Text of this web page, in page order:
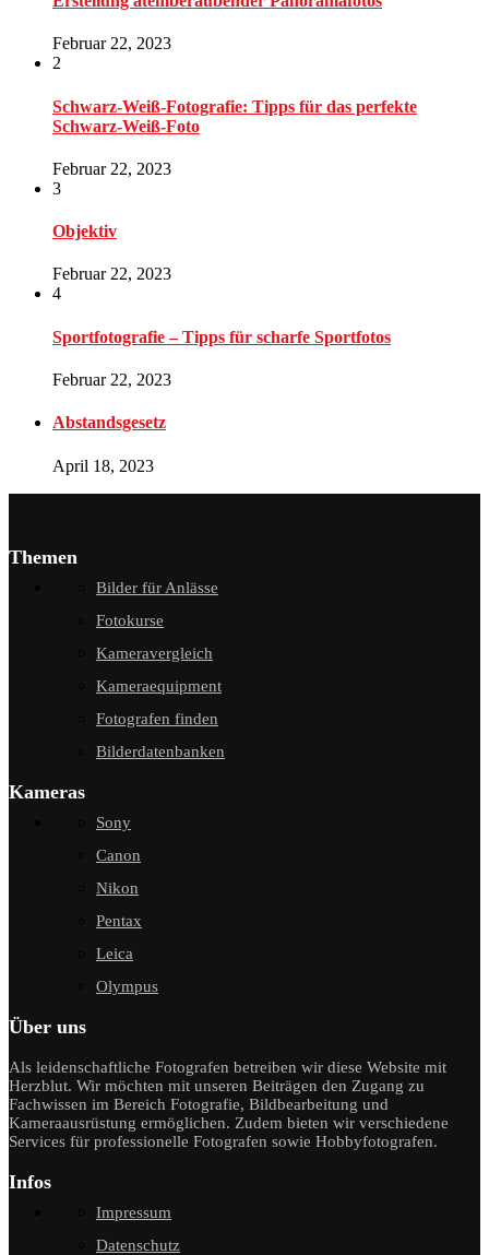
Februar 22, 2023
2
Schwarz-Weiß-Fotografie: Tipps für das perfekte
Schwarz-Weiß-Foto
Februar 22, 2023
3
Objektiv
Februar 22, 2023
4
Sportfotografie – Tipps für scharfe Sportfotos
Februar 22, 2023
Abstandsgesetz
April 18, 2023
Themen
Bilder für Anlässe
Fotokurse
Kameravergleich
Kameraequipment
Fotografen finden
Bilderdatenbanken
Kameras
Sony
Canon
Nikon
Pentax
Leica
Olympus
Über uns
Als leidenschaftliche Fotografen betreiben wir diese Website mit
Herzblut. Wir möchten mit unseren Beiträgen den Zugang zu
Fachwissen im Bereich Fotografie, Bildbearbeitung und
Kameraausrüstung ermöglichen. Zudem bieten wir verschiedene
Services für professionelle Fotografen sowie Hobbyfotografen.
Infos
Impressum
Datenschutz